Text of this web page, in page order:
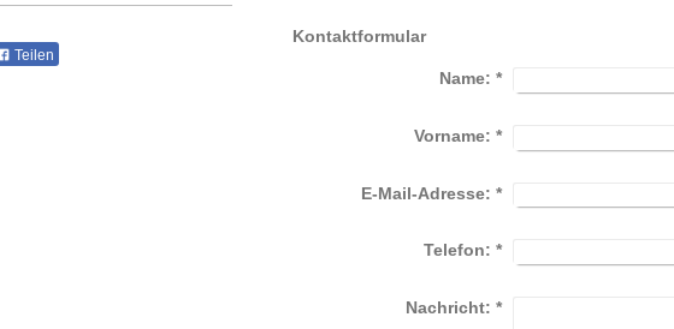
Kontaktformular
Name: *
Vorname: *
E-Mail-Adresse: *
Telefon: *
Nachricht: *
Teilen